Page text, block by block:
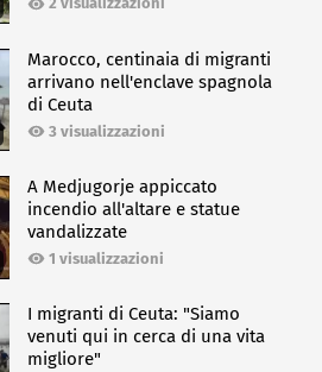
Marocco, centinaia di migranti
arrivano nell'enclave spagnola
di Ceuta
3 visualizzazioni
A Medjugorje appiccato
incendio all'altare e statue
vandalizzate
1 visualizzazioni
I migranti di Ceuta: "Siamo
venuti qui in cerca di una vita
migliore"